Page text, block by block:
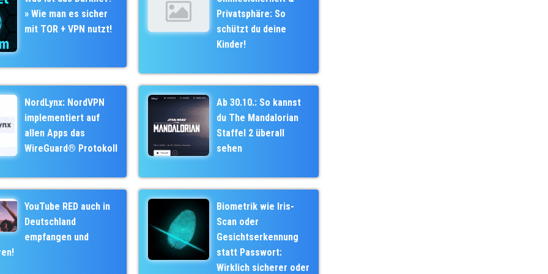
» Wie man es sicher
mit TOR + VPN nutzt!
Privatsphäre: So
schützt du deine
Kinder!
NordLynx: NordVPN
implementiert auf
allen Apps das
WireGuard® Protokoll
Ab 30.10.: So kannst
du The Mandalorian
Staffel 2 überall
sehen
YouTube RED auch in
Deutschland
empfangen und
Biometrik wie Iris-
Scan oder
Gesichtserkennung
statt Passwort:
Wirklich sicherer oder